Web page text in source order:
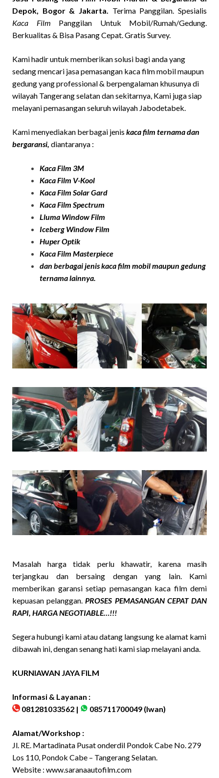
Depok, Bogor & Jakarta. Terima Panggilan. Spesialis
Kaca Film Panggilan Untuk Mobil/Rumah/Gedung.
Berkualitas & Bisa Pasang Cepat. Gratis Survey.
Kami hadir untuk memberikan solusi bagi anda yang
sedang mencari jasa pemasangan kaca film mobil maupun
gedung yang professional & berpengalaman khusunya di
wilayah Tangerang selatan dan sekitarnya, Kami juga siap
melayani pemasangan seluruh wilayah Jabodetabek.
Kami menyediakan berbagai jenis kaca film ternama dan
bergaransi, diantaranya :
Kaca Film 3M
Kaca Film V-Kool
Kaca Film Solar Gard
Kaca Film Spectrum
Lluma Window Film
Iceberg Window Film
Huper Optik
Kaca Film Masterpiece
dan berbagai jenis kaca film mobil maupun gedung
ternama lainnya.
Masalah harga tidak perlu khawatir, karena masih
terjangkau dan bersaing dengan yang lain. Kami
memberikan garansi setiap pemasangan kaca film demi
kepuasan pelanggan.PROSES PEMASANGAN CEPAT DAN
RAPI, HARGA NEGOTIABLE…!!!
Segera hubungi kami atau datang langsung ke alamat kami
dibawah ini, dengan senang hati kami siap melayani anda.
KURNIAWAN JAYA FILM
Informasi & Layanan :
081281033562 |
085711700049 (Iwan)
Alamat/Workshop :
Jl. RE. Martadinata Pusat onderdil Pondok Cabe No. 279
Los 110, Pondok Cabe – Tangerang Selatan.
Website : www.saranaautofilm.com